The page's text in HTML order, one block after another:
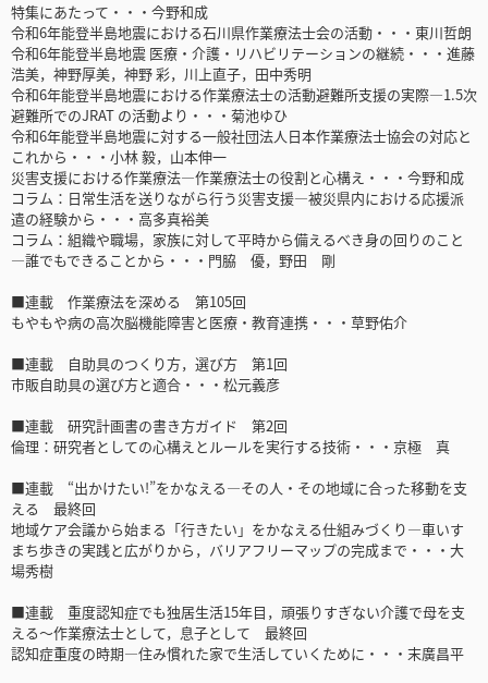
特集にあたって・・・今野和成
令和6年能登半島地震における石川県作業療法士会の活動・・・東川哲朗
令和6年能登半島地震 医療・介護・リハビリテーションの継続・・・進藤
浩美，神野厚美，神野 彩，川上直子，田中秀明
令和6年能登半島地震における作業療法士の活動避難所支援の実際―1.5次
避難所でのJRAT の活動より・・・菊池ゆひ
令和6年能登半島地震に対する一般社団法人日本作業療法士協会の対応と
これから・・・小林 毅，山本伸一
災害支援における作業療法―作業療法士の役割と心構え・・・今野和成
コラム：日常生活を送りながら行う災害支援―被災県内における応援派
遣の経験から・・・高多真裕美
コラム：組織や職場，家族に対して平時から備えるべき身の回りのこと
―誰でもできることから・・・門脇 優，野田 剛
■連載 作業療法を深める 第105回
もやもや病の高次脳機能障害と医療・教育連携・・・草野佑介
■連載 自助具のつくり方，選び方 第1回
市販自助具の選び方と適合・・・松元義彦
■連載 研究計画書の書き方ガイド 第2回
倫理：研究者としての心構えとルールを実行する技術・・・京極 真
■連載 “出かけたい!”をかなえる―その人・その地域に合った移動を支
える 最終回
地域ケア会議から始まる「行きたい」をかなえる仕組みづくり―車いす
まち歩きの実践と広がりから，バリアフリーマップの完成まで・・・大
場秀樹
■連載 重度認知症でも独居生活15年目，頑張りすぎない介護で母を支
える～作業療法士として，息子として 最終回
認知症重度の時期―住み慣れた家で生活していくために・・・末廣昌平